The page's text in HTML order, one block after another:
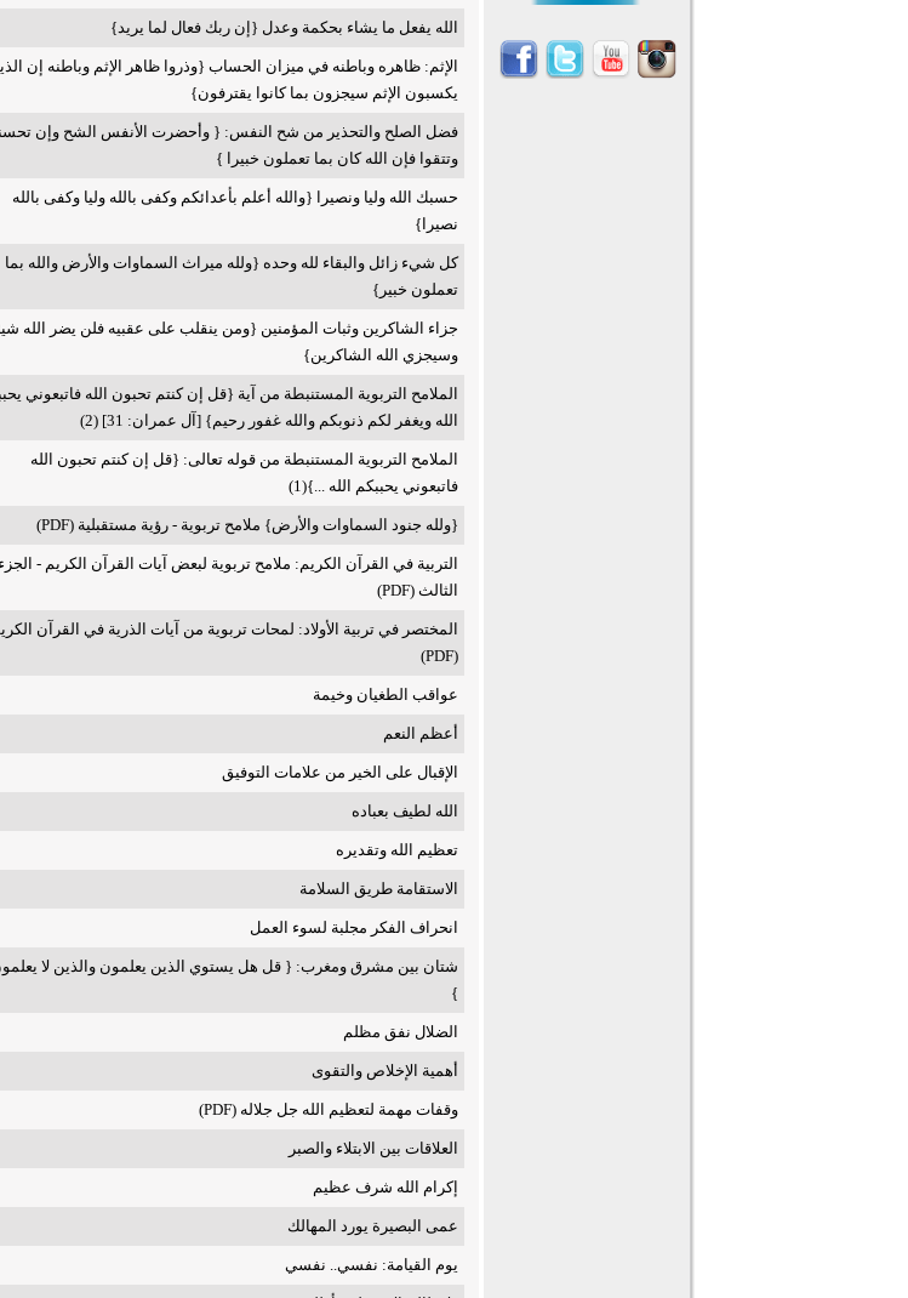
الله يفعل ما يشاء بحكمة وعدل {إن ربك فعال لما يريد}
الإثم: ظاهره وباطنه في ميزان الحساب {وذروا ظاهر الإثم وباطنه إن
يكسبون الإثم سيجزون بما كانوا يقترفون}
فضل الصلح والتحذير من شح النفس: { وأحضرت الأنفس الشح وإن
وتتقوا فإن الله كان بما تعملون خبيرا }
حسبك الله وليا ونصيرا {والله أعلم بأعدائكم وكفى بالله وليا وكفى بالله
نصيرا}
كل شيء زائل والبقاء لله وحده {ولله ميراث السماوات والأرض والله بما
تعملون خبير}
جزاء الشاكرين وثبات المؤمنين {ومن ينقلب على عقبيه فلن يضر الله
وسيجزي الله الشاكرين}
الملامح التربوية المستنبطة من آية {قل إن كنتم تحبون الله فاتبعوني
الله ويغفر لكم ذنوبكم والله غفور رحيم} [آل عمران: 31] (2)
الملامح التربوية المستنبطة من قوله تعالى: {قل إن كنتم تحبون الله
فاتبعوني يحببكم الله ...}(1)
{ولله جنود السماوات والأرض} ملامح تربوية - رؤية مستقبلية (PDF)
التربية في القرآن الكريم: ملامح تربوية لبعض آيات القرآن الكريم - الجزء
الثالث (PDF)
المختصر في تربية الأولاد: لمحات تربوية من آيات الذرية في القرآن
(PDF)
عواقب الطغيان وخيمة
أعظم النعم
الإقبال على الخير من علامات التوفيق
الله لطيف بعباده
تعظيم الله وتقديره
الاستقامة طريق السلامة
انحراف الفكر مجلبة لسوء العمل
شتان بين مشرق ومغرب: { قل هل يستوي الذين يعلمون والذين لا
}
الضلال نفق مظلم
أهمية الإخلاص والتقوى
وقفات مهمة لتعظيم الله جل جلاله (PDF)
العلاقات بين الابتلاء والصبر
إكرام الله شرف عظيم
عمى البصيرة يورد المهالك
يوم القيامة: نفسي.. نفسي
أكثر من 400 طالب يشاركون في
مسابقة المعلومات الإسلامية